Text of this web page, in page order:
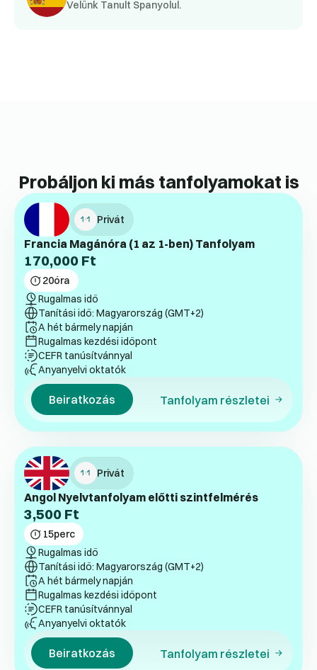
Velünk Tanult Spanyolul.
Probáljon ki más tanfolyamokat is
Privát
Francia Magánóra (1 az 1-ben) Tanfolyam
170,000 Ft
20óra
Rugalmas idő
Tanítási idő: Magyarország (GMT+2)
A hét bármely napján
Rugalmas kezdési időpont
CEFR tanúsítvánnyal
Anyanyelvi oktatók
Beiratkozás Tanfolyam részletei
Privát
Angol Nyelvtanfolyam előtti szintfelmérés
3,500 Ft
15perc
Rugalmas idő
Tanítási idő: Magyarország (GMT+2)
A hét bármely napján
Rugalmas kezdési időpont
CEFR tanúsítvánnyal
Anyanyelvi oktatók
Beiratkozás Tanfolyam részletei